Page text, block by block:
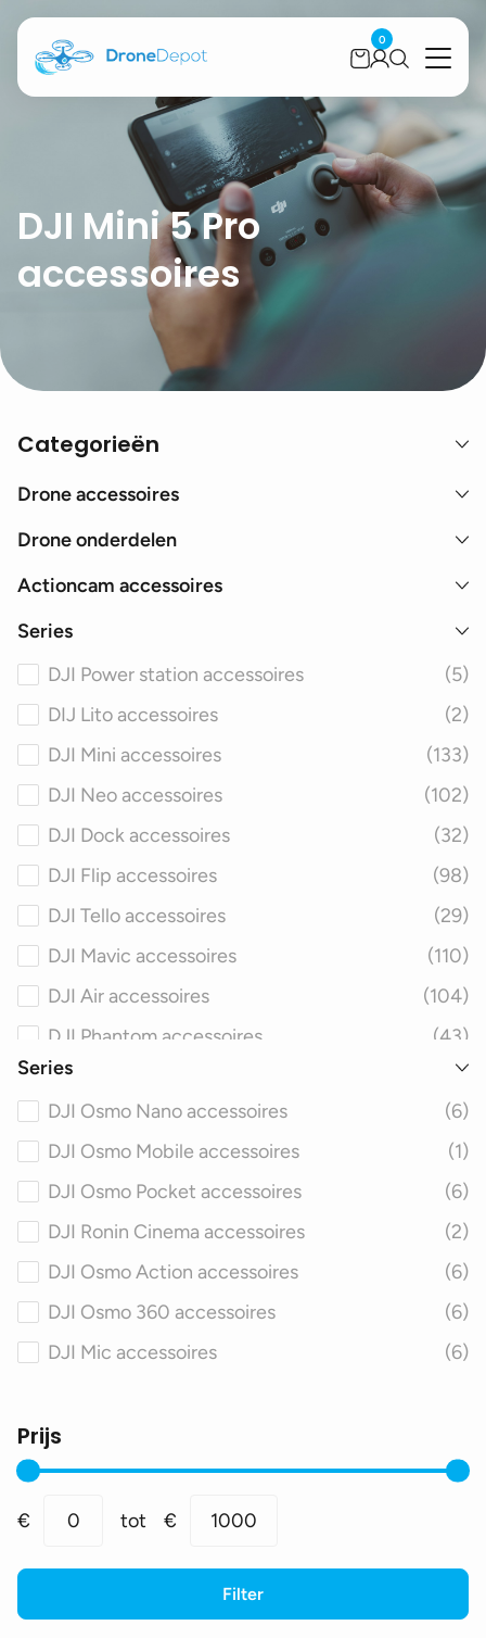
0
DJI Mini 5 Pro
accessoires
Categorieën
Drone accessoires
Drone onderdelen
Actioncam accessoires
Series
DJI Power station accessoires
(5)
DIJ Lito accessoires
(2)
DJI Mini accessoires
(133)
DJI Neo accessoires
(102)
DJI Dock accessoires
(32)
DJI Flip accessoires
(98)
DJI Tello accessoires
(29)
DJI Mavic accessoires
(110)
DJI Air accessoires
(104)
DJI Phantom accessoires
(43)
DJI Avata accessoires
(55)
DJI FPV accessoires
(58)
DJI Matrice accessoires
(48)
DJI Spark accessoires
(46)
DJI Inspire accessoires
(46)
DJI Agras accessoires
(40)
DJI Smart Controller accessoires
(19)
Series
DJI Osmo Nano accessoires
(6)
DJI Osmo Mobile accessoires
(1)
DJI Osmo Pocket accessoires
(6)
DJI Ronin Cinema accessoires
(2)
DJI Osmo Action accessoires
(6)
DJI Osmo 360 accessoires
(6)
DJI Mic accessoires
(6)
Prijs
prijs
prijs
€ 0 tot € 1000
Filter